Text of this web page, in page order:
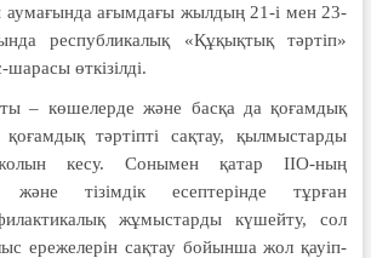
аумағында ағымдағы жылдың 21-і мен 23-
республикалық «Құқықтық тәртіп»
өткізілді.
– көшелерде және басқа да қоғамдық
қоғамдық тәртіпті сақтау, қылмыстарды
кесу. Сонымен қатар ІІО-ның
және тізімдік есептерінде тұрған
жұмыстарды кү­шейту, сол
ере­желерін сақтау бойынша жол қауіп­